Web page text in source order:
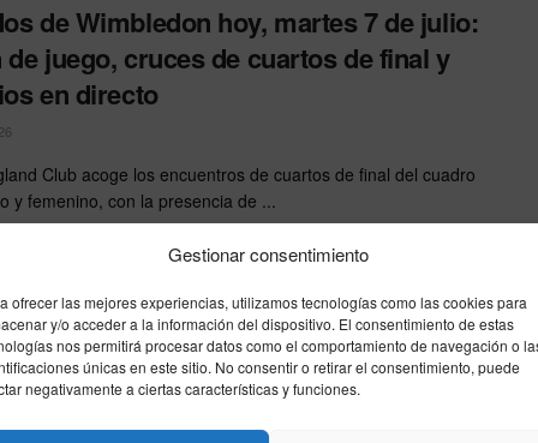
Gestionar consentimiento
ofrecer las mejores experiencias, utilizamos tecnologías como las cookies para
y/o acceder a la información del dispositivo. El consentimiento de estas
nos permitirá procesar datos como el comportamiento de navegación o
únicas en este sitio. No consentir o retirar el consentimiento, puede
negativamente a ciertas características y funciones.
de Wimbledon hoy, martes 7 de julio:
de juego, cruces de cuartos de final y
en directo
Club acoge los encuentros de cuartos de final del cuadro
y femenino, con la presencia de ...
de juego de Wimbledon 2026 hoy:
y horarios del lunes 6 de julio en los
de final
del torneo londinense acoge los duelos de Alexander